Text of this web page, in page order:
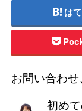
は
お問い合わ
初め